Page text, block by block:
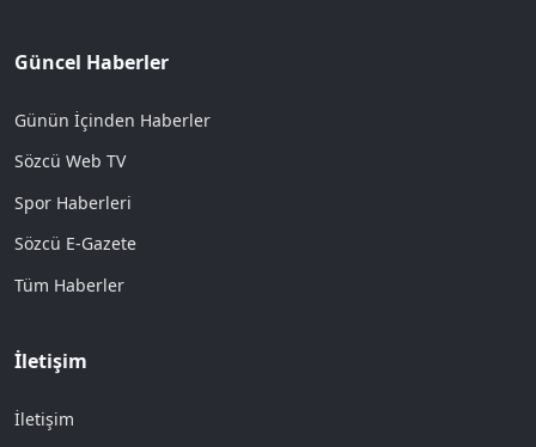
Güncel Haberler
Günün İçinden Haberler
Sözcü Web TV
Spor Haberleri
Sözcü E-Gazete
Tüm Haberler
İletişim
İletişim